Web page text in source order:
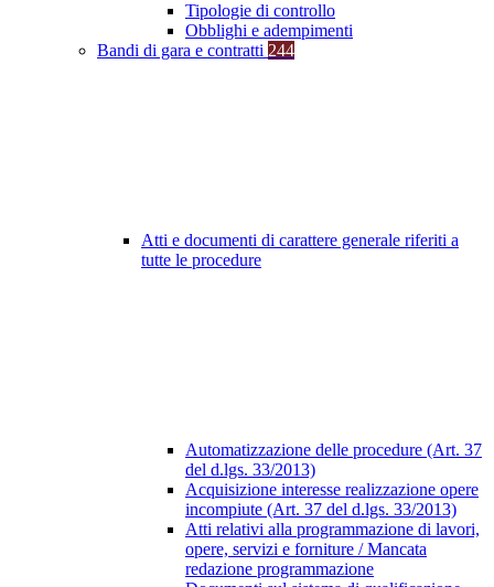
Tipologie di controllo
Obblighi e adempimenti
Bandi di gara e contratti 244
Atti e documenti di carattere generale riferiti a
tutte le procedure
Automatizzazione delle procedure (Art. 37
del d.lgs. 33/2013)
Acquisizione interesse realizzazione opere
incompiute (Art. 37 del d.lgs. 33/2013)
Atti relativi alla programmazione di lavori,
opere, servizi e forniture / Mancata
redazione programmazione